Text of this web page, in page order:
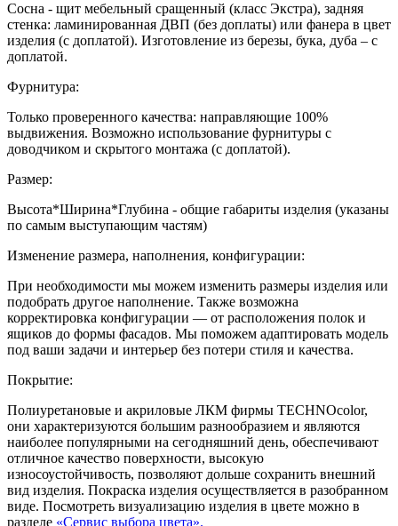
Сосна - щит мебельный сращенный (класс Экстра), задняя
стенка: ламинированная ДВП (без доплаты) или фанера в цвет
изделия (с доплатой). Изготовление из березы, бука, дуба – с
доплатой.
Фурнитура:
Только проверенного качества: направляющие 100%
выдвижения. Возможно использование фурнитуры с
доводчиком и скрытого монтажа (с доплатой).
Размер:
Высота*Ширина*Глубина - общие габариты изделия (указаны
по самым выступающим частям)
Изменение размера, наполнения, конфигурации:
При необходимости мы можем изменить размеры изделия или
подобрать другое наполнение. Также возможна
корректировка конфигурации — от расположения полок и
ящиков до формы фасадов. Мы поможем адаптировать модель
под ваши задачи и интерьер без потери стиля и качества.
Покрытие:
Полиуретановые и акриловые ЛКМ фирмы TECHNOcolor,
они характеризуются большим разнообразием и являются
наиболее популярными на сегодняшний день, обеспечивают
отличное качество поверхности, высокую
износоустойчивость, позволяют дольше сохранить внешний
вид изделия. Покраска изделия осуществляется в разобранном
виде. Посмотреть визуализацию изделия в цвете можно в
разделе «Сервис выбора цвета».